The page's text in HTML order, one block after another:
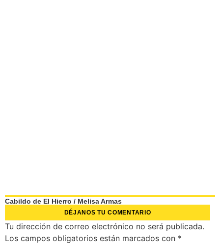
Cabildo de El Hierro / Melisa Armas
DÉJANOS TU COMENTARIO
Tu dirección de correo electrónico no será publicada.
Los campos obligatorios están marcados con *